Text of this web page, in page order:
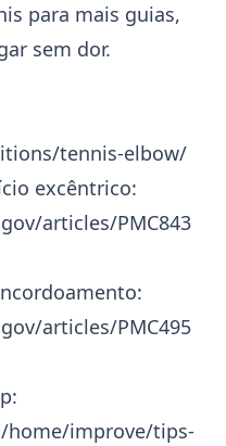
para mais guias,
sem dor.
tennis-elbow/
excêntrico:
articles/PMC843
articles/PMC495
home/improve/tips-